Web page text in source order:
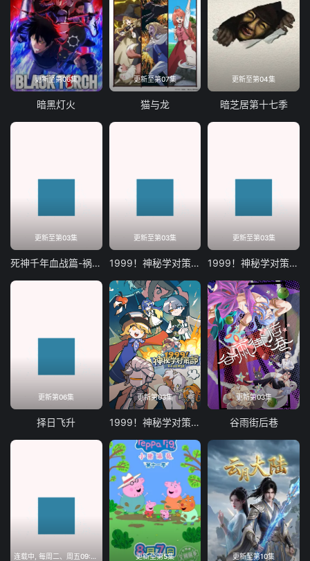
更新至第06集
暗黑灯火
更新至第07集
猫与龙
更新至第04集
暗芝居第十七季
更新至第03集
死神千年血战篇-祸进谭-
更新至第03集
1999！神秘学对策部国语版
更新至第03集
1999！神秘学对策部英语版
更新第06集
择日飞升
更新第03集
1999！神秘学对策部英配版
更新第03集
谷雨街后巷
更新至第5集 更新至第10集